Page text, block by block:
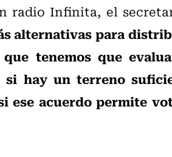
radio Infinita, el
alternativas para
tenemos que
si hay un terreno
ese acuerdo permite